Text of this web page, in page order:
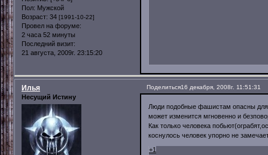
Пол: Мужской
Возраст: 34 [1991-10-22]
Провел на форуме:
2 часа 52 минуты
Последний визит:
21 августа, 2009г. 23:15:20
Поделиться16 декабря, 2008г. 11:51:31
Илья
Несущий Истину
Люди подобные фашистам опасны для
может изменится мгновенно и
Как только человека
коснулось человек упорно не
+1